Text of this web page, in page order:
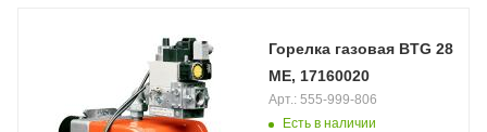
Горелка газовая BTG 28
ME, 17160020
Есть в наличии
Арт.: 555-999-806